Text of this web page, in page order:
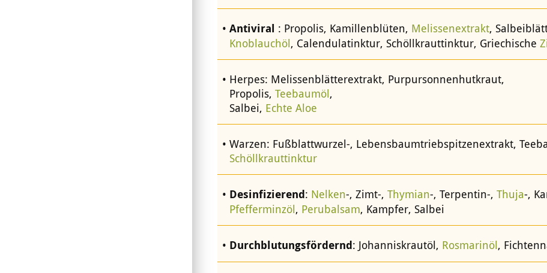
Antiviral : Propolis, Kamillenblüten, Melissenextrakt,
Knoblauchöl, Calendulatinktur, Schöllkrauttinktur, Griechische
Herpes: Melissenblätterextrakt, Purpursonnenhutkraut,
Propolis, Teebaumöl,
Salbei, Echte Aloe
Warzen: Fußblattwurzel-, Lebensbaumtriebspitzenextrakt,
Schöllkrauttinktur
Desinfizierend: Nelken-, Zimt-, Thymian-, Terpentin-, Thuja-,
Pfefferminzöl, Perubalsam, Kampfer, Salbei
Durchblutungsfördernd: Johanniskrautöl, Rosmarinöl,